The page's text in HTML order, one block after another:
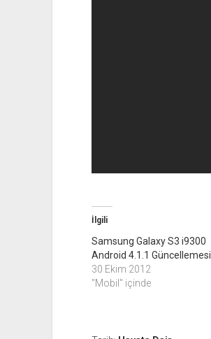
İlgili
Samsung Galaxy S3 i9300
Android 4.1.1 Güncellemesi
30 Ekim 2012
"Mobil" içinde